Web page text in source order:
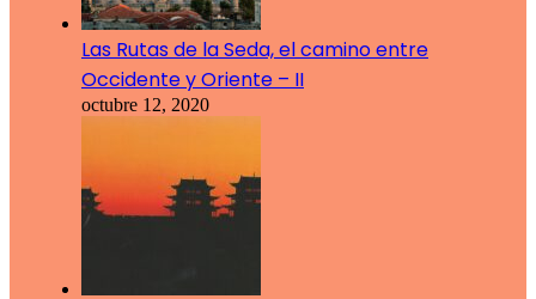
Las Rutas de la Seda, el camino entre
Occidente y Oriente – II
octubre 12, 2020